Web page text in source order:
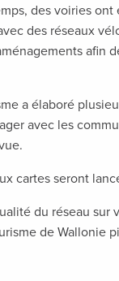
des voiries
des réseaux
afin
a élaboré
avec les
cartes seront
du réseau sur
de Wallonie